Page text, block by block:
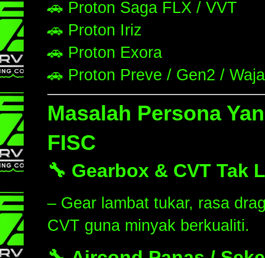
🚗 Proton Saga FLX / VVT
🚗 Proton Iriz
🚗 Proton Exora
🚗 Proton Preve / Gen2 /
Masalah Persona
FISC
🔧 Gearbox & CVT Tak
– Gear lambat tukar, rasa
CVT guna minyak berkualiti.